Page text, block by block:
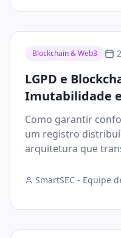
Blockchain & Web3
LGPD e
Imutabilidade
Dados em
Como garantir
um registro
arquitetura que
SmartSEC - Equipe